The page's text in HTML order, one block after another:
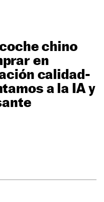
chino
en
calidad-
a la IA y